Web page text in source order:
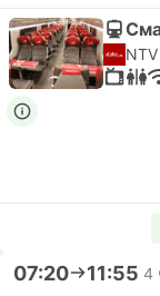
NTV
07:20 11:55 4